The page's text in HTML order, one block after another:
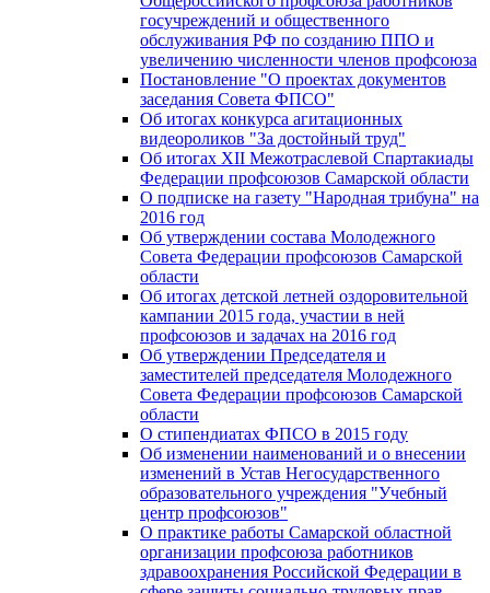
госучреждений и общественного
обслуживания РФ по созданию ППО и
увеличению численности членов профсоюза
Постановление "О проектах документов
заседания Совета ФПСО"
Об итогах конкурса агитационных
видеороликов "За достойный труд"
Об итогах XII Межотраслевой Спартакиады
Федерации профсоюзов Самарской области
О подписке на газету "Народная трибуна" на
2016 год
Об утверждении состава Молодежного
Совета Федерации профсоюзов Самарской
области
Об итогах детской летней оздоровительной
кампании 2015 года, участии в ней
профсоюзов и задачах на 2016 год
Об утверждении Председателя и
заместителей председателя Молодежного
Совета Федерации профсоюзов Самарской
области
О стипендиатах ФПСО в 2015 году
Об изменении наименований и о внесении
изменений в Устав Негосударственного
образовательного учреждения "Учебный
центр профсоюзов"
О практике работы Самарской областной
организации профсоюза работников
здравоохранения Российской Федерации в